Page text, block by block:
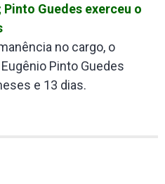
Guedes exerceu o
no cargo, o
Pinto Guedes
e 13 dias.